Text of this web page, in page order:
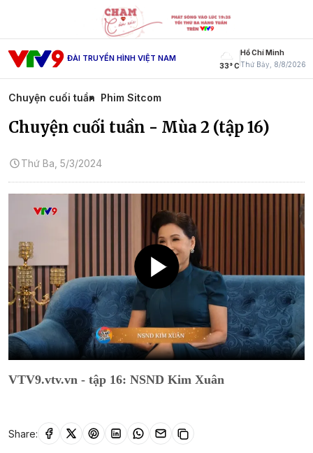
ĐÀI TRUYỀN HÌNH VIỆT NAM
33° C
Hồ Chí Minh
Thứ Bảy, 8/8/2026
Chuyện cuối tuần Phim Sitcom
Chuyện cuối tuần - Mùa 2 (tập 16)
Thứ Ba, 5/3/2024
VTV9.vtv.vn - tập 16: NSND Kim Xuân
Share: